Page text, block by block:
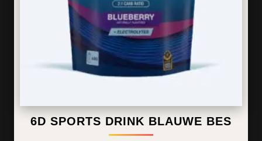
6D SPORTS DRINK BLAUWE BES